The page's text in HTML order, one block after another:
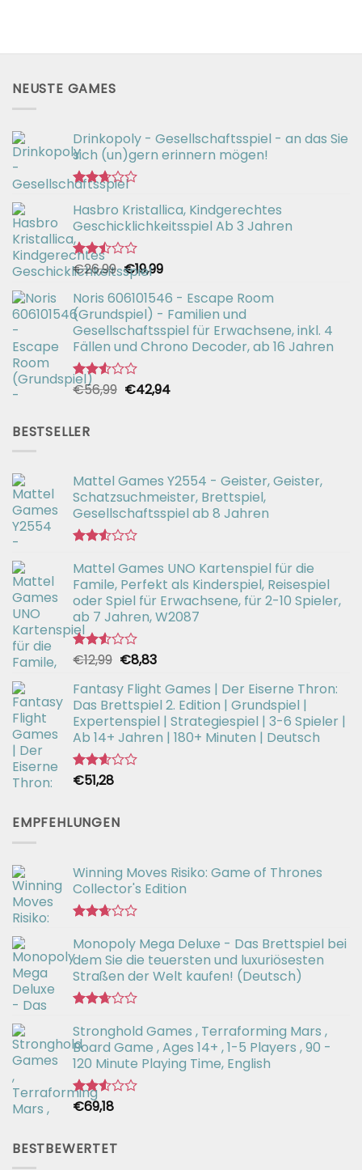
NEUSTE GAMES
Drinkopoly - Gesellschaftsspiel - an das Sie
sich (un)gern erinnern mögen!
Bewertet
mit
2.67
von 5
Hasbro Kristallica, Kindgerechtes
Geschicklichkeitsspiel Ab 3 Jahren
Bewertet
mit
2.49
von 5
€26,99 Ursprünglicher
Preis
war:
€26,99
€19,99Aktueller
ist:
€19,99.
Noris 606101546 - Escape Room
(Grundspiel) - Familien und
Gesellschaftsspiel für Erwachsene, inkl. 4
Fällen und Chrono Decoder, ab 16 Jahren
Bewertet
von 5
€56,99 Ursprünglicher
€42,94Aktueller
BESTSELLER
Mattel Games Y2554 - Geister, Geister,
Schatzsuchmeister, Brettspiel,
Gesellschaftsspiel ab 8 Jahren
mit
2.53
von 5
Mattel Games UNO Kartenspiel für die
Famile, Perfekt als Kinderspiel, Reisespiel
oder Spiel für Erwachsene, für 2-10 Spieler,
ab 7 Jahren, W2087
Bewertet
2.52
von 5
€12,99 Ursprünglicher
war:
€12,99
€8,83Aktueller
ist:
€8,83.
Fantasy Flight Games | Der Eiserne Thron:
Das Brettspiel 2. Edition | Grundspiel |
Expertenspiel | Strategiespiel | 3-6 Spieler |
Ab 14+ Jahren | 180+ Minuten | Deutsch
Bewertet
von 5
€51,28
EMPFEHLUNGEN
Winning Moves Risiko: Game of Thrones
Collector's Edition
mit
2.66
von 5
Monopoly Mega Deluxe - Das Brettspiel bei
dem Sie die teuersten und luxuriösesten
Straßen der Welt kaufen! (Deutsch)
mit
2.64
von 5
Stronghold Games , Terraforming Mars ,
Board Game , Ages 14+ , 1-5 Players , 90 -
120 Minute Playing Time, English
Bewertet
von 5
€69,18
BESTBEWERTET